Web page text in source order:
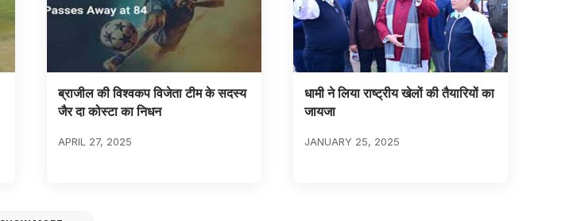
ब्राजील की विश्वकप विजेता टीम के सदस्य
जैर दा कोस्टा का निधन
APRIL 27, 2025
धामी ने लिया राष्ट्रीय खेलों की तैयारियों का
जायजा
JANUARY 25, 2025